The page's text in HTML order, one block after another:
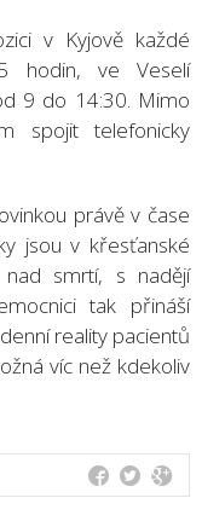
v Kyjově každé
hodin, ve Veselí
9 do 14:30. Mimo
spojit telefonicky
právě v čase
jsou v křesťanské
smrtí, s nadějí
tak přináší
reality pacientů
víc než kdekoliv